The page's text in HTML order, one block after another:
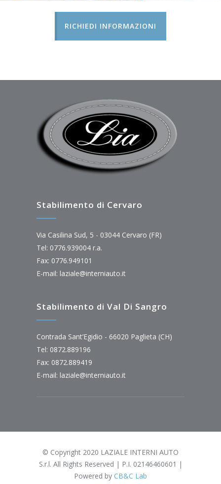
RICHIEDI INFORMAZIONI
Stabilimento di Cervaro
Via Casilina Sud, 5 - 03044 Cervaro (FR)
Tel: 0776.939004 r.a.
Fax: 0776.949101
E-mail: laziale@interniauto.it
Stabilimento di Val Di Sangro
Contrada Sant’Egidio - 66020 Paglieta (CH)
Tel: 0872.889196
Fax: 0872.889419
E-mail: laziale@interniauto.it
© Copyright 2020 LAZIALE INTERNI AUTO
S.r.l. All Rights Reserved | P.I. 02146460601 |
Powered by CB&C Lab